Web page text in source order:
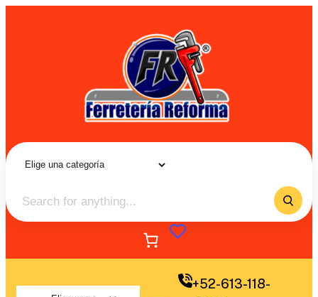
+52-613-118-